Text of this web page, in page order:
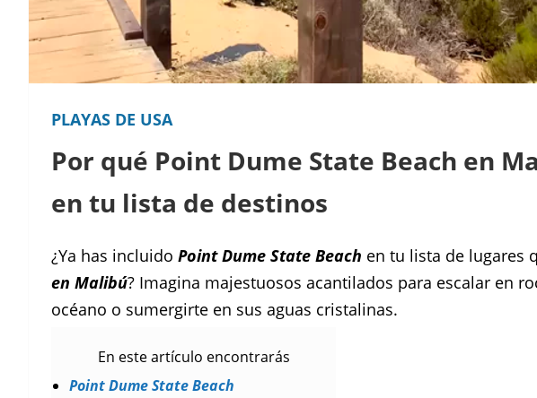
PLAYAS DE USA
Por qué Point Dume State Beach en
en tu lista de destinos
¿Ya has incluido Point Dume State Beach en tu lista de lugares
en Malibú? Imagina majestuosos acantilados para escalar en
océano o sumergirte en sus aguas cristalinas.
En este artículo encontrarás
Point Dume State Beach